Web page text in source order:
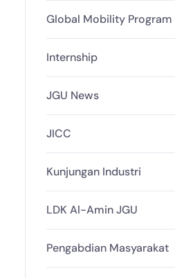
Global Mobility Program
Internship
JGU News
JICC
Kunjungan Industri
LDK Al-Amin JGU
Pengabdian Masyarakat